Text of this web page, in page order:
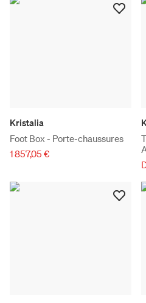
Kristalia
Foot Box - Porte-chaussures
1 857,05 €